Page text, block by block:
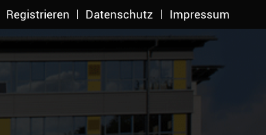
Registrieren Datenschutz Impressum